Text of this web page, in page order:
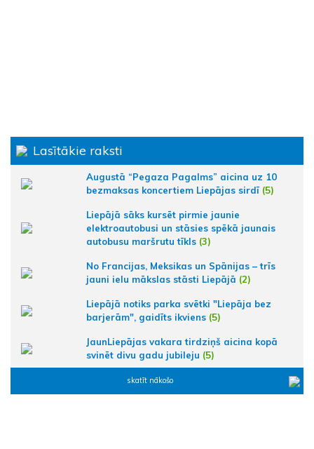
Lasītākie raksti
Augustā “Pegaza Pagalms” aicina uz 10
bezmaksas koncertiem Liepājas sirdī (5)
Liepājā sāks kursēt pirmie jaunie
elektroautobusi un stāsies spēkā jaunais
autobusu maršrutu tīkls (3)
No Francijas, Meksikas un Spānijas – trīs
jauni ielu mākslas stāsti Liepājā (2)
Liepājā notiks parka svētki "Liepāja bez
barjerām", gaidīts ikviens (5)
JaunLiepājas vakara tirdziņš aicina kopā
svinēt divu gadu jubileju (5)
skatīt nākošo